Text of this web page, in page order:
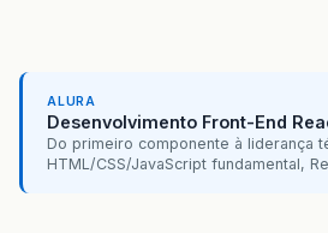
ALURA
Desenvolvimento Front-End
Do primeiro componente à liderança
HTML/CSS/JavaScript fundamental,